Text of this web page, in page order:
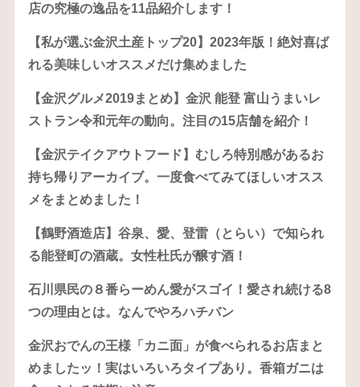
店の究極の逸品を11品紹介します！
【私が選ぶ金沢土産トップ20】2023年版！絶対喜ば
れる美味しいオススメだけ集めました
【金沢グルメ2019まとめ】金沢 能登 富山うまいレ
ストラン令和元年の動向。注目の15店舗を紹介！
【金沢テイクアウトフード】むしろ特別感があるお
持ち帰りアーカイブ。一度食べてみてほしいオスス
メをまとめました！
【鶴野酒造店】谷泉、愛、登雷（とらい）で知られ
る能登町の酒蔵。女性杜氏が醸す酒！
石川県民の８番らーめん愛がスゴイ！愛され続ける8
つの理由とは。なんでやろハチバン
金沢おでんの王様「カニ面」が食べられるお店まと
めましたッ！実はいろいろタイプあり。香箱ガニは